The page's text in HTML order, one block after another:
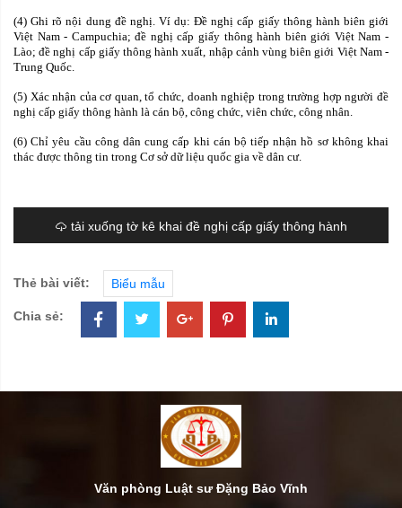
(4) Ghi rõ nội dung đề nghị. Ví dụ: Đề nghị cấp giấy thông hành biên giới
Việt Nam - Campuchia; đề nghị cấp giấy thông hành biên giới Việt Nam -
Lào; đề nghị cấp giấy thông hành xuất, nhập cảnh vùng biên giới Việt Nam -
Trung Quốc.
(5) Xác nhận của cơ quan, tổ chức, doanh nghiệp trong trường hợp người đề
nghị cấp giấy thông hành là cán bộ, công chức, viên chức, công nhân.
(6) Chỉyêu cầu công dân cung cấp khi cán bộ tiếp nhận hồ sơ không khai
thác được thông tin trong Cơ sở dữ liệu quốc gia về dân cư.
tải xuống tờ kê khai đề nghị cấp giấy thông hành
Thẻ bài viết:
Biểu mẫu
Chia sẻ:
Văn phòng Luật sư Đặng Bảo Vĩnh